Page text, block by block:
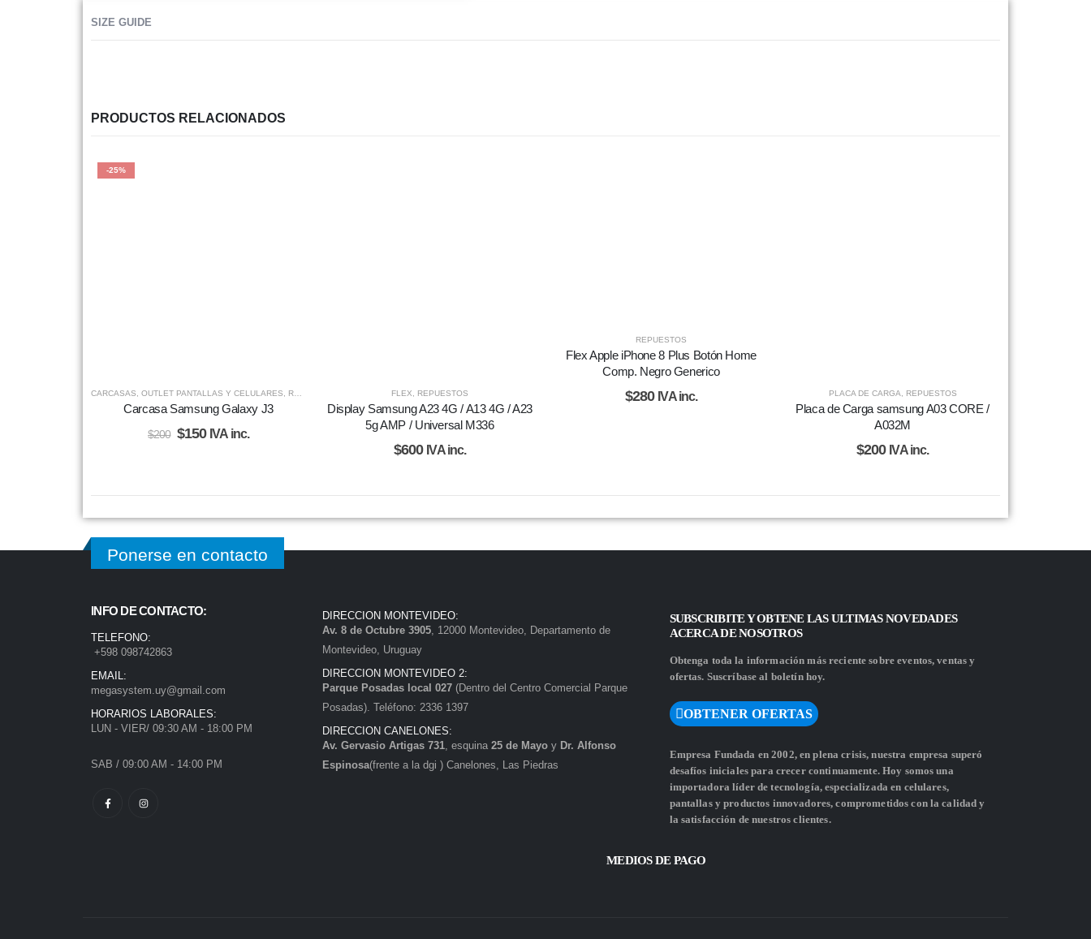
SIZE GUIDE
PRODUCTOS RELACIONADOS
-25%
CARCASAS OUTLET PANTALLAS Y CELULARES REPUESTOS
Carcasa Samsung Galaxy J3
$200 $150 IVA inc.
FLEX REPUESTOS
Display Samsung A23 4G / A13 4G / A23
5g AMP / Universal M336
$600 IVA inc.
REPUESTOS
Flex Apple iPhone 8 Plus Botón Home
Comp. Negro Generico
$280 IVA inc. PLACA DE CARGA REPUESTOS
Placa de Carga samsung A03 CORE /
A032M
$200 IVA inc.
Ponerse en contacto
INFO DE CONTACTO:
TELEFONO:
+598 098742863
EMAIL:
megasystem.uy@gmail.com
HORARIOS LABORALES:
LUN - VIER/ 09:30 AM - 18:00 PM
SAB / 09:00 AM - 14:00 PM
DIRECCION MONTEVIDEO:
Av. 8 de Octubre 3905, 12000 Montevideo, Departamento de
Montevideo, Uruguay
DIRECCION MONTEVIDEO 2:
Parque Posadas local 027 (Dentro del Centro Comercial Parque
Posadas). Teléfono: 2336 1397
DIRECCION CANELONES:
Av. Gervasio Artigas 731, esquina 25 de Mayo y Dr. Alfonso
Espinosa(frente a la dgi ) Canelones, Las Piedras
SUBSCRIBITE Y OBTENE LAS ULTIMAS NOVEDADES
ACERCA DE NOSOTROS
Obtenga toda la información más reciente sobre eventos, ventas y
ofertas. Suscríbase al boletín hoy.
OBTENER OFERTAS
Empresa Fundada en 2002, en plena crisis, nuestra empresa superó
desafíos iniciales para crecer continuamente. Hoy somos una
importadora líder de tecnología, especializada en celulares,
pantallas y productos innovadores, comprometidos con la calidad y
la satisfacción de nuestros clientes.
MEDIOS DE PAGO